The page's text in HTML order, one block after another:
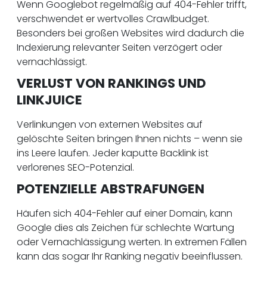
Wenn Googlebot regelmäßig auf 404-Fehler trifft,
verschwendet er wertvolles Crawlbudget.
Besonders bei großen Websites wird dadurch die
Indexierung relevanter Seiten verzögert oder
vernachlässigt.
VERLUST VON RANKINGS UND
LINKJUICE
Verlinkungen von externen Websites auf
gelöschte Seiten bringen Ihnen nichts – wenn sie
ins Leere laufen. Jeder kaputte Backlink ist
verlorenes SEO-Potenzial.
POTENZIELLE ABSTRAFUNGEN
Häufen sich 404-Fehler auf einer Domain, kann
Google dies als Zeichen für schlechte Wartung
oder Vernachlässigung werten. In extremen Fällen
kann das sogar Ihr Ranking negativ beeinflussen.